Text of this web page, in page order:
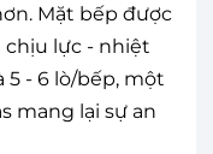
Mặt bếp được
lực - nhiệt
5 - 6 lò/bếp, một
mang lại sự an